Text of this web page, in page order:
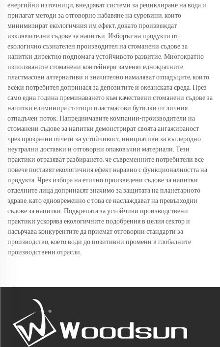
енергийни източници, внедряват системи за рециклиране на вода и
прилагат методи за отговорно набавяне на суровини, които
минимизират екологичния им ефект, докато произвеждат
изключителни съдове за напитки. Изборът на продукти от
екологично съзнателен производител на стоманени съдове за
напитки директно подпомага устойчивото развитие. Многократно
използваните стоманени контейнери заменят еднократните
пластмасови алтернативи и значително намаляват отпадъците, които
всеки потребител допринася за депозитите и океанската среда. През
само една година преминаването към качествени стоманени съдове за
напитки елиминира стотици пластмасови бутилки от личния
отпадъчен поток. Напредничавите компании-производители на
стоманени съдове за напитки демонстрират своята ангажираност
чрез прозрачни отчети за устойчивост, инициативи за въглеродно
неутрални доставки и отговорни опаковъчни материали. Тези
практики отразяват разбирането, че съвременните потребители все
повече поставят екологичния ефект наравно с функционалността на
продукта. Чрез избора на етично произведени съдове за напитки
отделните лица допринасят значимо за защитата на планетарното
здраве, като едновременно с това се наслаждават на превъзходни
съдове за напитки. Подкрепата за устойчиви производствени
практики ускорява екологичните подобрения в целия сектор и
насърчава конкурентите да приемат отговорни стандарти за
производство, което води до позитивни промени в глобалните
производствени отрасли.